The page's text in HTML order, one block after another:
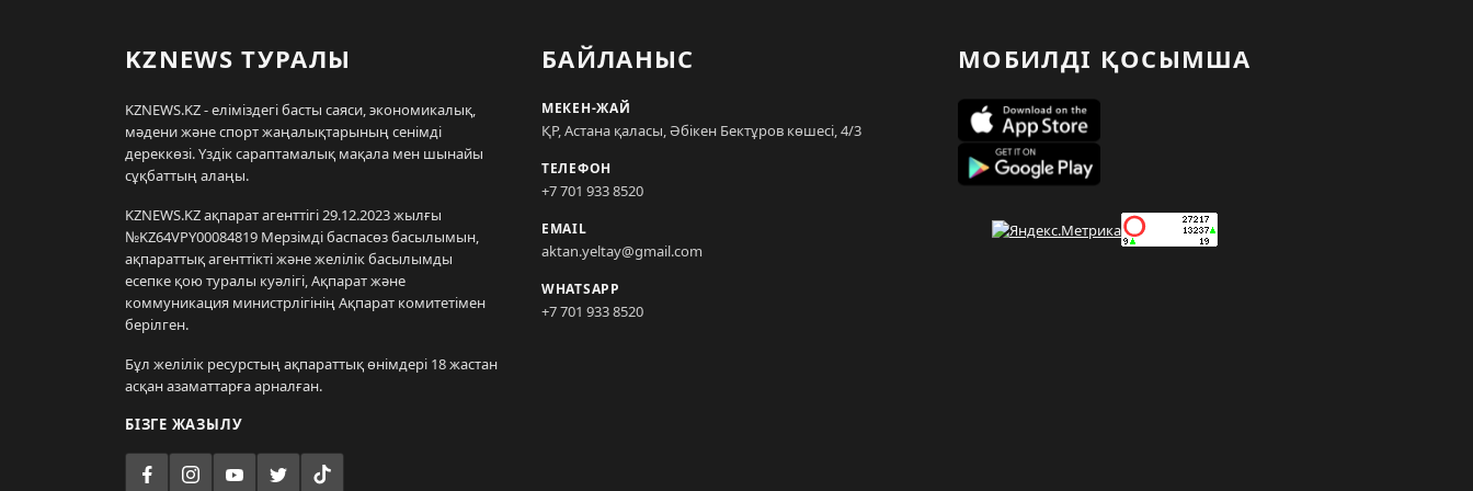
KZNEWS ТУРАЛЫ
KZNEWS.KZ - еліміздегі басты саяси, экономикалық,
мәдени және спорт жаңалықтарының сенімді
дереккөзі. Үздік сараптамалық мақала мен шынайы
сұқбаттың алаңы.
KZNEWS.KZ ақпарат агенттігі 29.12.2023 жылғы
№KZ64VPY00084819 Мерзімді баспасөз басылымын,
ақпараттық агенттікті және желілік басылымды
есепке қою туралы куәлігі, Ақпарат және
коммуникация министрлігінің Ақпарат комитетімен
берілген.
Бұл желілік ресурстың ақпараттық өнімдері 18 жастан
асқан азаматтарға арналған.
БІЗГЕ ЖАЗЫЛУ
БАЙЛАНЫС
МЕКЕН-ЖАЙ
ҚР, Астана қаласы, Әбікен Бектұров көшесі, 4/3
ТЕЛЕФОН
+7 701 933 8520
EMAIL
aktan.yeltay@gmail.com
WHATSAPP
+7 701 933 8520
МОБИЛДІ ҚОСЫМША